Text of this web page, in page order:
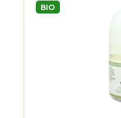
BIO